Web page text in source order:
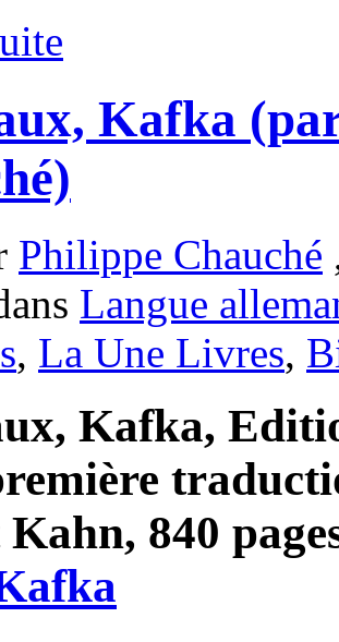
Kafka
Philippe Chauché
Langue
, La Une Livres,
Kafka,
840